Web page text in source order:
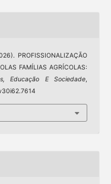
PROFISSIONALIZAÇÃO
FAMÍLIAS AGRÍCOLAS:
Educação E Sociedade,